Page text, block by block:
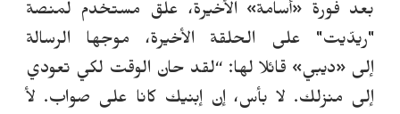
بعد فورة «أسامة» الأخيرة، علق مستخدم لمنصة
"ريدّيت" على الحلقة الأخيرة، موجها الرسالة
إلى «ديبي» قائلا لها: “لقد حان الوقت لكي تعودي
إلى منزلك. لا بأس، إن إبنيك كانا على صواب. لأ